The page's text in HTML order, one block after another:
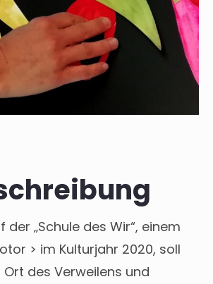
„Schule des Wir“, einem
> im Kulturjahr 2020, soll
des Verweilens und